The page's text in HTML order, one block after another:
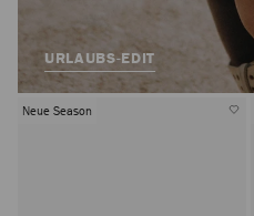
URLAUBS-EDIT
Neue Season